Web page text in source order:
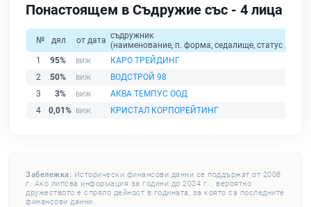
Понастоящем в Съдружие със - 4 лица
№ дял от дата съдружник
(наименование, п. форма, седалище, статус /
1
95%
КАРО ТРЕЙДИНГ
2
50%
ВОДСТРОЙ 98
3
3%
АКВА ТЕМПУС ООД
4
0,01% КРИСТАЛ КОРПОРЕЙТИНГ
Забележка: Исторически финансови данни се поддържат от 2008
г. Ако липсва информация за години до 2024 г. , вероятно
дружеството е спряло дейност в годината, за която са последните
финансови данни.